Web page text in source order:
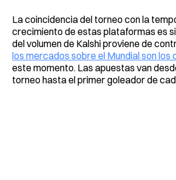
La coincidencia del torneo con la
crecimiento de estas plataformas es
del volumen de Kalshi proviene de
los mercados sobre el Mundial son los
este momento. Las apuestas van
torneo hasta el primer goleador de